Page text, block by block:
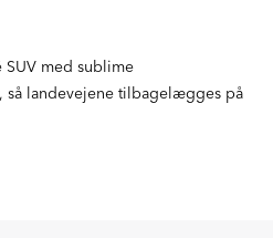
SUV med sublime
så landevejene tilbagelægges på